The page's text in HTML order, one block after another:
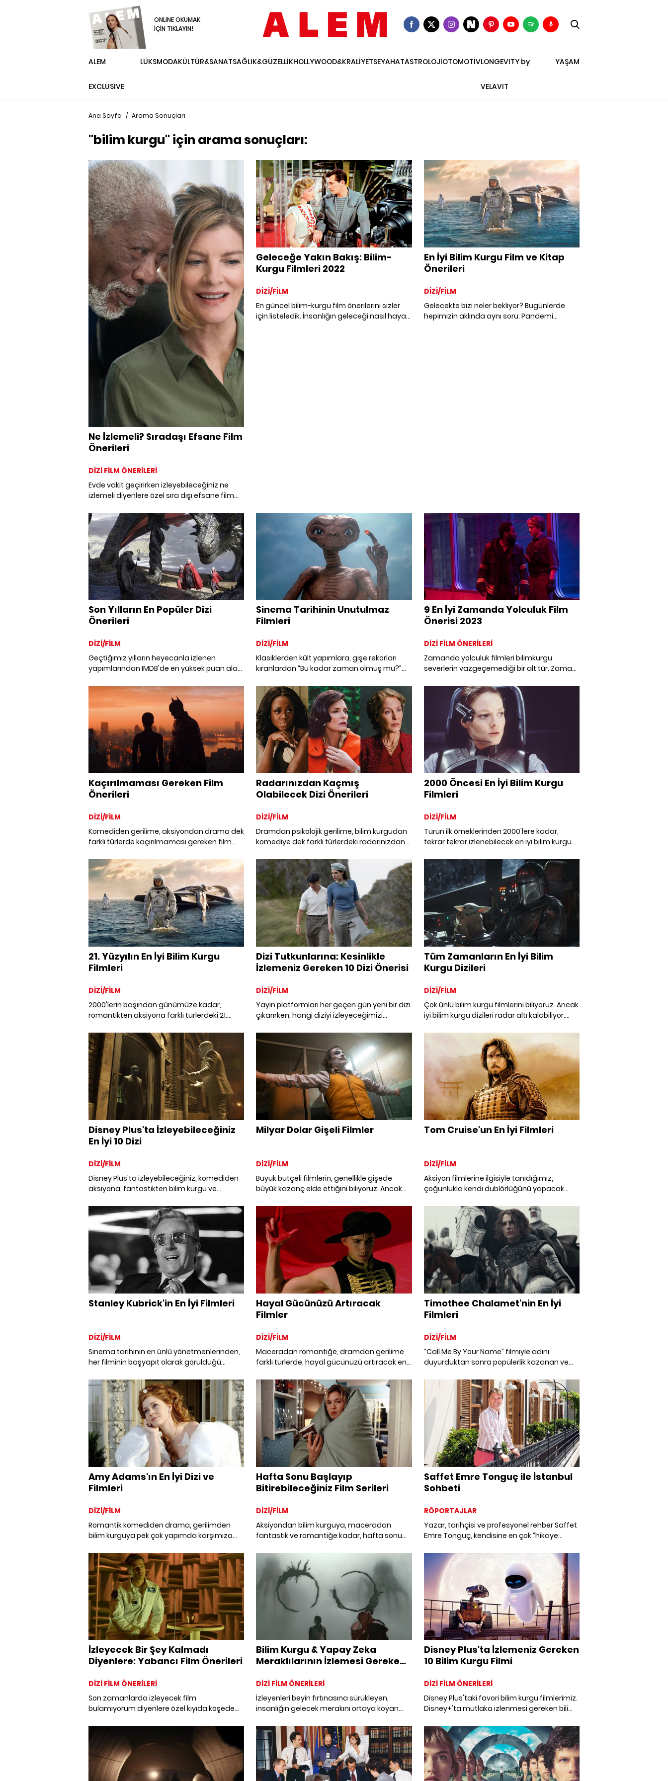
ONLINE OKUMAK
İÇİN TIKLAYIN!
ALEM
EXCLUSIVE
LÜKSMODAKÜLTÜR&SANATSAĞLIK&GÜZELLİKHOLLYWOOD&KRALİYETSEYAHATASTROLOJİOTOMOTİVLONGEVITY by
VELAVIT
YAŞAM
Ana Sayfa / Arama Sonuçları
"bilim kurgu" için arama sonuçları:
Ne İzlemeli? Sıradaşı Efsane Film
Önerileri
DİZİ FİLM ÖNERİLERİ
Evde vakit geçirirken izleyebileceğiniz ne
izlemeli diyenlere özel sıra dışı efsane film
sizler için listeledik.
Geleceğe Yakın Bakış: Bilim-
Kurgu Filmleri 2022
DİZİ/FİLM
En güncel bilim-kurgu film önerilerini sizler
için listeledik. İnsanlığın geleceği nasıl hayal
En İyi Bilim Kurgu Film ve Kitap
Önerileri
DİZİ/FİLM
Gelecekte bizi neler bekliyor? Bugünlerde
hepimizin aklında aynı soru. Pandemi
Son Yılların En Popüler Dizi
Önerileri
DİZİ/FİLM
Geçtiğimiz yılların heyecanla izlenen
yapımlarından IMDB'de en yüksek puan alan
atıyoruz.
Sinema Tarihinin Unutulmaz
Filmleri
DİZİ/FİLM
Klasiklerden kült yapımlara, gişe rekorları
kıranlardan “Bu kadar zaman olmuş mu?”
sinema tarihinin unutulmaz filmleri.
9 En İyi Zamanda Yolculuk Film
Önerisi 2023
DİZİ FİLM ÖNERİLERİ
Zamanda yolculuk filmleri bilimkurgu
severlerin vazgeçemediği bir alt tür. Zaman
konuları ele alan zamanda yolculuk filmleri
kurgusal açıdan da oldukça çeşitli konulara
sahip filmler. İnsanlığın sınırlı yaşamında
geleceği ya da geçmişi görme arzusunda
doğan zamanda yolculuk filmleri 2022
yılında da popüler olmaya devam ediyor.
İşte sizin için 9 zamanda yolculuk filmi
tavsiyesi.
Kaçırılmaması Gereken Film
Önerileri
DİZİ/FİLM
Komediden gerilime, aksiyondan drama dek
farklı türlerde kaçırılmaması gereken film
Radarınızdan Kaçmış
Olabilecek Dizi Önerileri
DİZİ/FİLM
Dramdan psikolojik gerilime, bilim kurgudan
komediye dek farklı türlerdeki radarınızdan
önerileri.
2000 Öncesi En İyi Bilim Kurgu
Filmleri
DİZİ/FİLM
Türün ilk örneklerinden 2000'lere kadar,
tekrar tekrar izlenebilecek en iyi bilim kurgu
21. Yüzyılın En İyi Bilim Kurgu
Filmleri
DİZİ/FİLM
2000'lerin başından günümüze kadar,
romantikten aksiyona farklı türlerdeki 21.
Dizi Tutkunlarına: Kesinlikle
İzlemeniz Gereken 10 Dizi Önerisi
DİZİ/FİLM
Yayın platformları her geçen gün yeni bir dizi
çıkarırken, hangi diziyi izleyeceğimizi
tutkunları için kesinlikle izlenmesi gereken 10
dizi önerisini bir araya getirdik.
Tüm Zamanların En İyi Bilim
Kurgu Dizileri
DİZİ/FİLM
Çok ünlü bilim kurgu filmlerini biliyoruz. Ancak
iyi bilim kurgu dizileri radar altı kalabiliyor.
Disney Plus'ta İzleyebileceğiniz
En İyi 10 Dizi
DİZİ/FİLM
Disney Plus'ta izleyebileceğiniz, komediden
aksiyona, fantastikten bilim kurgu ve
Milyar Dolar Gişeli Filmler
DİZİ/FİLM
Büyük bütçeli filmlerin, genellikle gişede
büyük kazanç elde ettiğini biliyoruz. Ancak
ulaşmayı başaran çok fazla yapım yok. Bilim
kurgudan drama, aksiyondan fantastik ve
animasyona, gişede rekor kırarak milyar
dolar kazanmayı başaran filmlere göz
atıyoruz.
Tom Cruise'un En İyi Filmleri
DİZİ/FİLM
Aksiyon filmlerine ilgisiyle tanıdığımız,
çoğunlukla kendi dublörlüğünü yapacak
dramdan bilim kurguya, romantik
komediden fantastiğe ve tabii ki aksiyona
dek en iyi filmleri.
Stanley Kubrick'in En İyi Filmleri
DİZİ/FİLM
Sinema tarihinin en ünlü yönetmenlerinden,
her filminin başyapıt olarak görüldüğü
dramdan komedi ve romantiğe en iyi
filmleri.
Hayal Gücünüzü Artıracak
Filmler
DİZİ/FİLM
Maceradan romantiğe, dramdan gerilime
farklı türlerde, hayal gücünüzü artıracak en
Timothee Chalamet'nin En İyi
Filmleri
DİZİ/FİLM
“Call Me By Your Name” filmiyle adını
duyurduktan sonra popülerlik kazanan ve
Timothée Chalamet'nin en iyi filmleri.
Amy Adams'ın En İyi Dizi ve
Filmleri
DİZİ/FİLM
Romantik komediden drama, gerilimden
bilim kurguya pek çok yapımda karşımıza
dizi ve filmleri.
Hafta Sonu Başlayıp
Bitirebileceğiniz Film Serileri
DİZİ/FİLM
Aksiyondan bilim kurguya, maceradan
fantastik ve romantiğe kadar, hafta sonu
Saffet Emre Tonguç ile İstanbul
Sohbeti
RÖPORTAJLAR
Yazar, tarihçisi ve profesyonel rehber Saffet
Emre Tonguç, kendisine en çok “hikaye
kez ondan yeni kitabı “İstanbul'un 100
Mücevheri”nin ve şehirdeki en sevdiği
adreslerin hikayesini dinledik.
İzleyecek Bir Şey Kalmadı
Diyenlere: Yabancı Film Önerileri
DİZİ FİLM ÖNERİLERİ
Son zamanlarda izleyecek film
bulamıyorum diyenlere özel kıyıda köşede
Paul Thomas Anderson, Quentin Tarantino,
Jim Jarmusch, Denis Villeneuve ve Darren
Aronofsky, günümüzün en iyi
yönetmenlerinden bazıları olarak kabul
ediliyor, ancak hiçbiri gişe başarısızlığına
Bilim Kurgu & Yapay Zeka
Meraklılarının İzlemesi Gereken
DİZİ FİLM ÖNERİLERİ
İzleyenleri beyin fırtınasına sürükleyen,
insanlığın gelecek merakını ortaya koyan
alın. Tekrar tekrar izlenebilecek tüm
zamanların en iyi bilim kurgu ve yapay zeka
konulu filmlerini keşfedin.
Disney Plus'ta İzlemeniz Gereken
10 Bilim Kurgu Filmi
DİZİ FİLM ÖNERİLERİ
Disney Plus'taki favori bilim kurgu filmlerimiz.
Disney+'ta mutlaka izlenmesi gereken bilim
mevcut olan en iyi bilim kurgu filmlerinin bir
listesini derledik.